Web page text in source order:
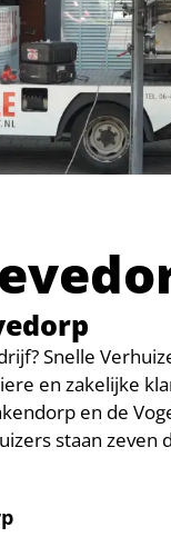
Snelle
en zakelijke
en de
staan zeven